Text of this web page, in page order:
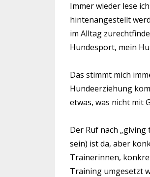
Immer wieder lese
hintenangestellt
im Alltag
Hundesport, mein
Das stimmt mich
Hundeerziehung
etwas, was nicht mit
Der Ruf nach
sein) ist da, aber
Trainerinnen,
Training umgesetzt